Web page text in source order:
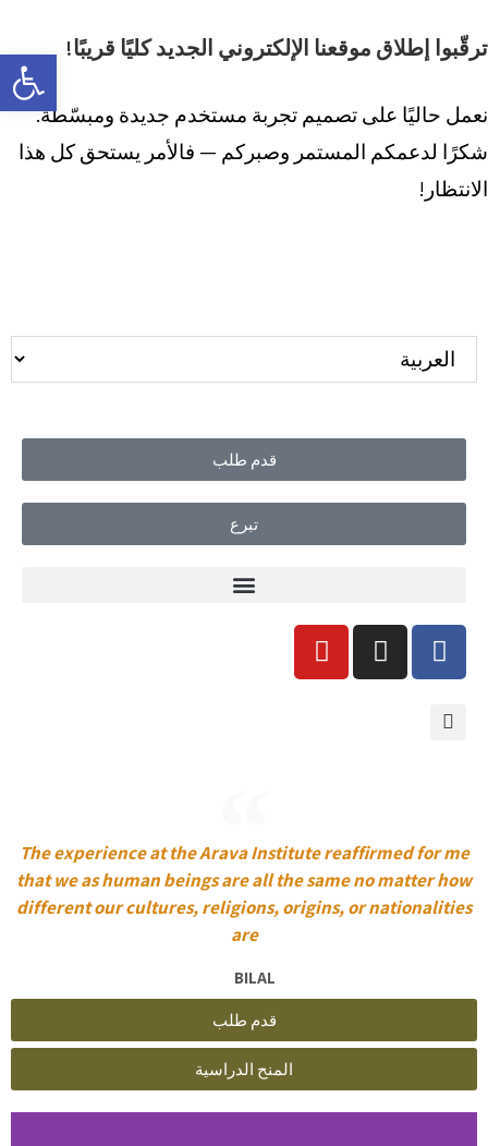
ترقّبوا إطلاق موقعنا الإلكتروني الجديد كليًا قريبًا!
نعمل حاليًا على تصميم تجربة مستخدم جديدة ومبسّطة.
شكرًا لدعمكم المستمر وصبركم — فالأمر يستحق كل هذا
الانتظار!
قدم طلب
تبرع
The experience at the Arava Institute reaffirmed for me
that we as human beings are all the same no matter how
different our cultures, religions, origins, or nationalities
are
BILAL
قدم طلب
المنح الدراسية